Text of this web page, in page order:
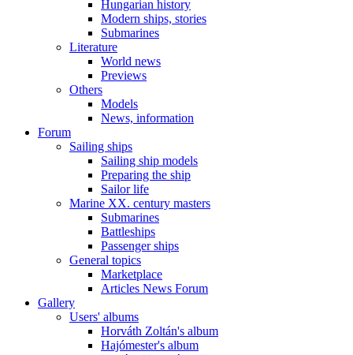
Hungarian history
Modern ships, stories
Submarines
Literature
World news
Previews
Others
Models
News, information
Forum
Sailing ships
Sailing ship models
Preparing the ship
Sailor life
Marine XX. century masters
Submarines
Battleships
Passenger ships
General topics
Marketplace
Articles News Forum
Gallery
Users' albums
Horváth Zoltán's album
Hajómester's album